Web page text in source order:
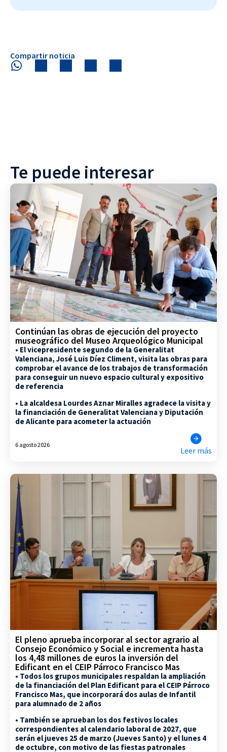
Compartir noticia
Te puede interesar
Continúan las obras de ejecución del proyecto
museográfico del Museo Arqueológico Municipal
• El vicepresidente segundo de la Generalitat
Valenciana, José Luis Díez Climent, visita las obras para
comprobar el avance de los trabajos de transformación
para conseguir un nuevo espacio cultural y expositivo
de referencia
• La alcaldesa Lourdes Aznar Miralles agradece la visita y
la financiación de Generalitat Valenciana y Diputación
de Alicante para acometer la actuación
6 agosto 2026
Leer más
El pleno aprueba incorporar al sector agrario al
Consejo Económico y Social e incrementa hasta
los 4,48 millones de euros la inversión del
Edificant en el CEIP Párroco Francisco Mas
• Todos los grupos municipales respaldan la ampliación
de la financiación del Plan Edificant para el CEIP Párroco
Francisco Mas, que incorporará dos aulas de Infantil
para alumnado de 2 años
• También se aprueban los dos festivos locales
correspondientes al calendario laboral de 2027, que
serán el jueves 25 de marzo (Jueves Santo) y el lunes 4
de octubre, con motivo de las fiestas patronales